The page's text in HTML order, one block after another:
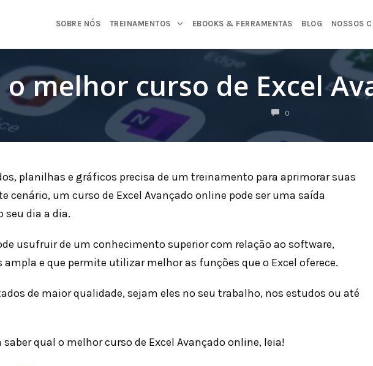
SOBRE NÓS TREINAMENTOS EBOOKS & FERRAMENTAS BLOG NOSSOS
o melhor curso de Excel
0
planilhas e gráficos precisa de um treinamento para aprimorar suas
cenário, um curso de Excel Avançado online pode ser uma saída
seu dia a dia.
usufruir de um conhecimento superior com relação ao software,
e que permite utilizar melhor as funções que o Excel oferece.
de maior qualidade, sejam eles no seu trabalho, nos estudos ou até
saber qual o melhor curso de Excel Avançado online, leia!